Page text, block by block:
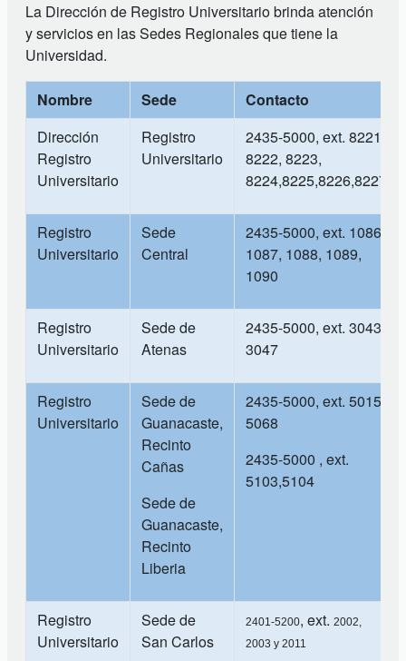
La Dirección de Registro Universitario brinda atención
y servicios en las Sedes Regionales que tiene la
Universidad.
Nombre Sede
Contacto
Dirección
Registro
Universitario
Registro
Universitario
2435-5000, ext. 8221,
8222, 8223,
8224,8225,8226,8227
Registro
Universitario
Sede
Central
2435-5000, ext. 1086,
1087, 1088, 1089,
1090
Registro
Universitario
Sede de
Atenas
2435-5000, ext. 3043,
3047
Registro
Universitario
Sede de
Guanacaste,
Recinto
Cañas
Sede de
Guanacaste,
Recinto
Liberia
2435-5000, ext. 5015,
5068
2435-5000 , ext.
5103,5104
Registro
Universitario
Sede de
San Carlos
2401-5200, ext. 2002,
2003 y 2011